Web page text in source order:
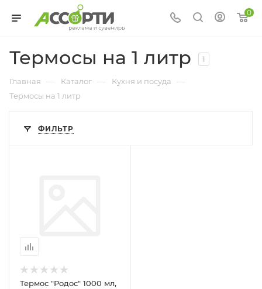
0
Термосы на 1 литр 1
Главная — Каталог — Кухня и посуда —
Термосы на 1 литр
ФИЛЬТР
Термос "Родос" 1000 мл,